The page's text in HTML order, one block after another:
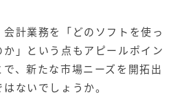
計業務を「どのソフトを使っ
」という点もアピールポイン
、新たな市場ニーズを開拓出
ないでしょうか。